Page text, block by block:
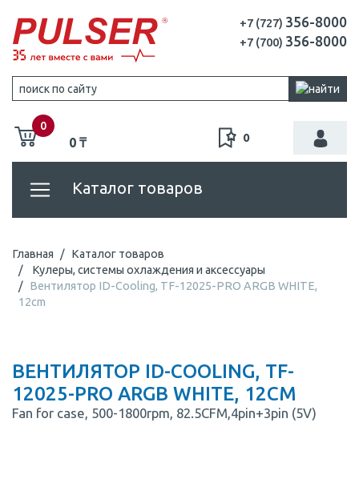
+7 (727) 356-8000
+7 (700) 356-8000
0
0 ₸ 0
Каталог товаров
Главная
Каталог товаров
Кулеры, системы охлаждения и аксессуары
Вентилятор ID-Cooling, TF-12025-PRO ARGB WHITE,
12cm
ВЕНТИЛЯТОР ID-COOLING, TF-
12025-PRO ARGB WHITE, 12CM
Fan for case, 500-1800rpm, 82.5CFM,4pin+3pin (5V)